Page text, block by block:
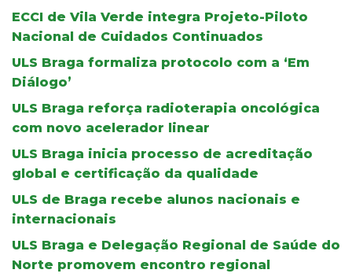
ECCI de Vila Verde integra Projeto-Piloto
Nacional de Cuidados Continuados
ULS Braga formaliza protocolo com a ‘Em
Diálogo’
ULS Braga reforça radioterapia oncológica
com novo acelerador linear
ULS Braga inicia processo de acreditação
global e certificação da qualidade
ULS de Braga recebe alunos nacionais e
internacionais
ULS Braga e Delegação Regional de Saúde do
Norte promovem encontro regional